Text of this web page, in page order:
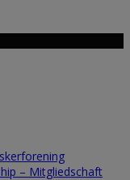
– Mitgliedschaft